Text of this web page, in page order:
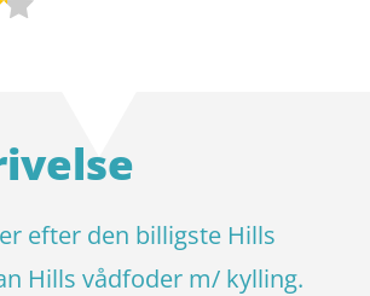
efter den billigste Hills
Hills vådfoder m/ kylling.